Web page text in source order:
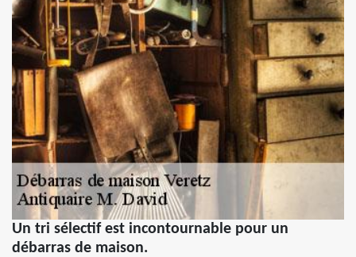
Un tri sélectif est incontournable pour un
débarras de maison.